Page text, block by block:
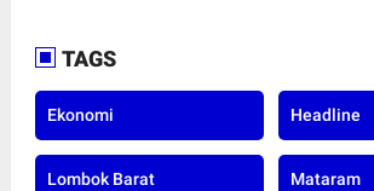
TAGS
Ekonomi Headline
Lombok Barat Mataram